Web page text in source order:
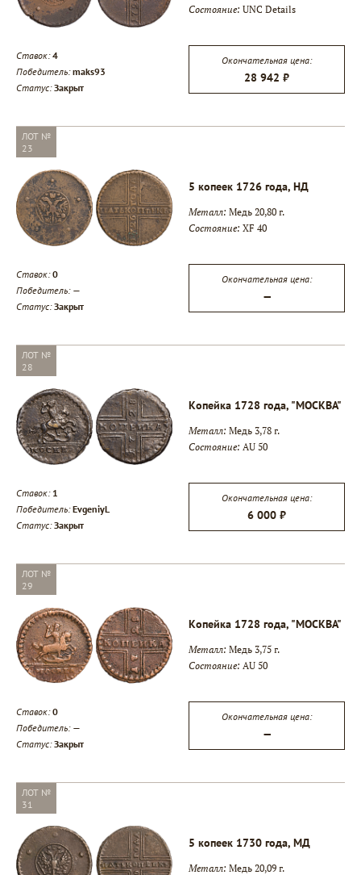
▾
Состояние: UNC Details
Ставок:4
Победитель: maks93
Статус:Закрыт
Окончательная цена:
28 942 ₽
ЛОТ №
23
5 копеек 1726 года, НД
Металл: Медь 20,80 г.
Состояние: XF 40
Ставок:0
Победитель: —
Статус:Закрыт
Окончательная цена:
—
ЛОТ №
28
Копейка 1728 года, "МОСКВА"
Металл: Медь 3,78 г.
Состояние: AU 50
Ставок: 1
Победитель: EvgeniyL
Статус:Закрыт
Окончательная цена:
6 000 ₽
ЛОТ №
29
Копейка 1728 года, "МОСКВА"
Металл: Медь 3,75 г.
Состояние: AU 50
Ставок:0
Победитель: —
Статус:Закрыт
Окончательная цена:
—
ЛОТ №
31
5 копеек 1730 года, МД
Металл: Медь 20,09 г.